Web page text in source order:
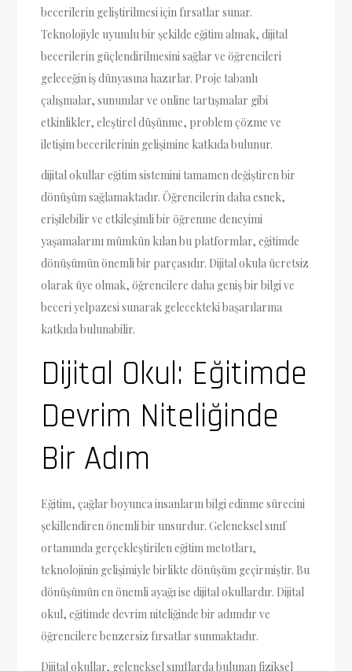
becerilerin geliştirilmesi için fırsatlar sunar.
Teknolojiyle uyumlu bir şekilde eğitim almak, dijital
becerilerin güçlendirilmesini sağlar ve öğrencileri
geleceğin iş dünyasına hazırlar. Proje tabanlı
çalışmalar, sunumlar ve online tartışmalar gibi
etkinlikler, eleştirel düşünme, problem çözme ve
iletişim becerilerinin gelişimine katkıda bulunur.
dijital okullar eğitim sistemini tamamen değiştiren bir
dönüşüm sağlamaktadır. Öğrencilerin daha esnek,
erişilebilir ve etkileşimli bir öğrenme deneyimi
yaşamalarını mümkün kılan bu platformlar, eğitimde
dönüşümün önemli bir parçasıdır. Dijital okula ücretsiz
olarak üye olmak, öğrencilere daha geniş bir bilgi ve
beceri yelpazesi sunarak gelecekteki başarılarına
katkıda bulunabilir.
Dijital Okul: Eğitimde
Devrim Niteliğinde
Bir Adım
Eğitim, çağlar boyunca insanların bilgi edinme sürecini
şekillendiren önemli bir unsurdur. Geleneksel sınıf
ortamında gerçekleştirilen eğitim metotları,
teknolojinin gelişimiyle birlikte dönüşüm geçirmiştir. Bu
dönüşümün en önemli ayağı ise dijital okullardır. Dijital
okul, eğitimde devrim niteliğinde bir adımdır ve
öğrencilere benzersiz fırsatlar sunmaktadır.
Dijital okullar, geleneksel sınıflarda bulunan fiziksel